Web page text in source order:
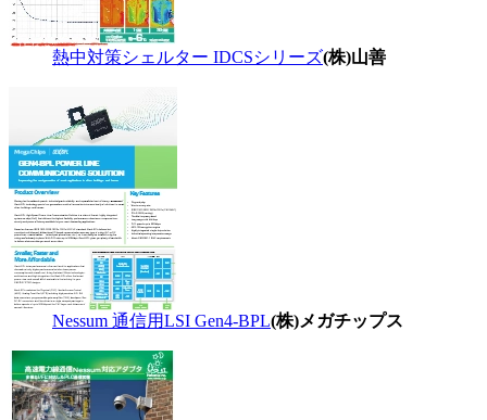
熱中対策シェルター IDCSシリーズ(株)山善
Nessum 通信用LSI Gen4-BPL(株)メガチップス